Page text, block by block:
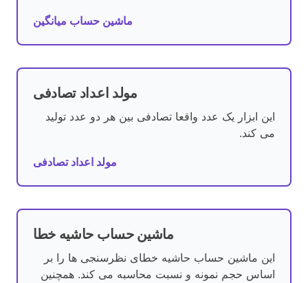
ماشین حساب میانگین
مولد اعداد تصادفی
این ابزار یک عدد واقعا تصادفی بین هر دو عدد تولید
می کند.
مولد اعداد تصادفی
ماشین حساب حاشیه خطا
این ماشین حساب حاشیه خطای نظرسنجی ها را بر
اساس حجم نمونه و نسبت محاسبه می کند. همچنین